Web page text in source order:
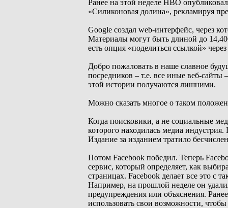
Ранее на этой неделе HBO
«Силиконовая долина», рекламируя
Google создал web-интерфейс, через
Материалы могут быть длиной до
есть опция «поделиться ссылкой»
Добро пожаловать в наше славное
посредников – т.е. все иные веб-сайты
этой истории получаются лишними.
Можно сказать многое о таком
Когда поисковики, а не социальные
которого находилась медиа
Издание за изданием тратило
Потом Facebook победил. Теперь
сервис, который определяет, как
страницах. Facebook делает все это с
Например, на прошлой неделе он
предупреждения или объяснения.
использовать свои возможности,